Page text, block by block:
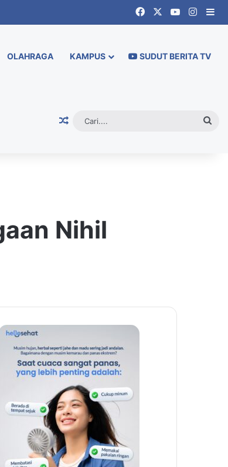
FacebookYouTube
OLAHRAGA KAMPUS SUDUT BERITA TV
Random Article
Nihil